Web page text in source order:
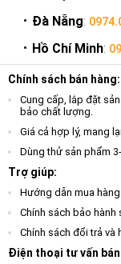
Đà Nẵng:
Hồ Chí Minh:
Chính sách bán hàng:
Cung cấp, lắp đặt
bảo chất lượng.
Giá cả hợp lý, mang
Dùng thử sản phẩm
Trợ giúp:
Hướng dẫn mua
Chính sách bảo hành
Chính sách đổi trả và
Điện thoại tư vấn